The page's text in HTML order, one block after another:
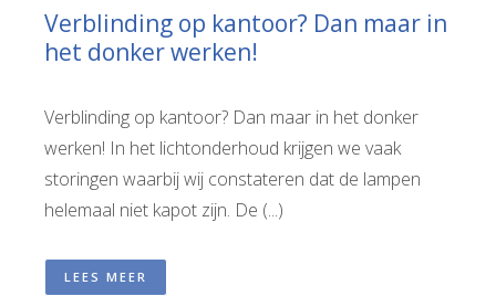
Verblinding op kantoor? Dan maar in
het donker werken!
Verblinding op kantoor? Dan maar in het donker
werken! In het lichtonderhoud krijgen we vaak
storingen waarbij wij constateren dat de lampen
helemaal niet kapot zijn. De (...)
LEES MEER